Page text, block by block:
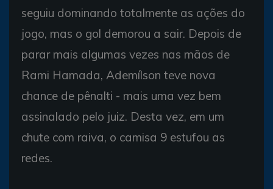
seguiu dominando totalmente as ações do
jogo, mas o gol demorou a sair. Depois de
parar mais algumas vezes nas mãos de
Rami Hamada, Ademílson teve nova
chance de pênalti - mais uma vez bem
assinalado pelo juiz. Desta vez, em um
chute com raiva, o camisa 9 estufou as
redes.